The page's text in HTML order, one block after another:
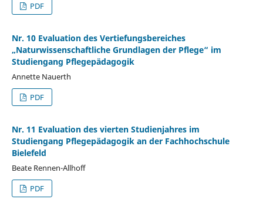
PDF
Nr. 10 Evaluation des Vertiefungsbereiches
„Naturwissenschaftliche Grundlagen der Pflege“ im
Studiengang Pflegepädagogik
Annette Nauerth
PDF
Nr. 11 Evaluation des vierten Studienjahres im
Studiengang Pflegepädagogik an der Fachhochschule
Bielefeld
Beate Rennen-Allhoff
PDF